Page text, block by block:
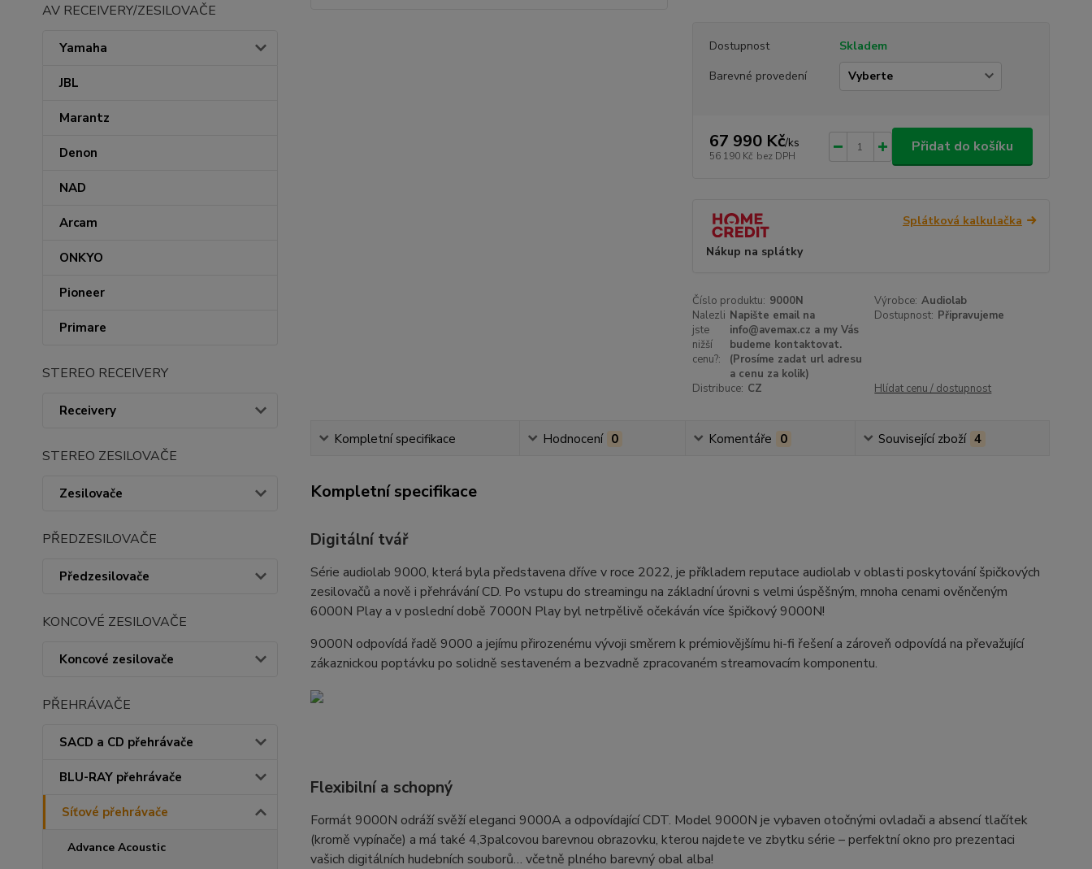
AV RECEIVERY/ZESILOVAČE
Yamaha
JBL
Marantz
Denon
NAD
Arcam
ONKYO
Pioneer
Primare
STEREO RECEIVERY
Receivery
STEREO ZESILOVAČE
Zesilovače
PŘEDZESILOVAČE
Předzesilovače
KONCOVÉ ZESILOVAČE
Koncové zesilovače
PŘEHRÁVAČE
SACD a CD přehrávače
BLU-RAY přehrávače
Síťové přehrávače
Advance Acoustic
Dostupnost
Skladem
Barevné provedení
67 990 Kč/ks
56 190 Kč bez DPH
Přidat do košíku
Splátková kalkulačka
Nákup na splátky
Číslo produktu: 9000N Výrobce: Audiolab
Nalezli
jste
nižší
cenu?:
Napište email na
info@avemax.cz a my Vás
budeme kontaktovat.
(Prosíme zadat url adresu
a cenu za kolik)
Dostupnost: Připravujeme
Distribuce: CZ Hlídat cenu / dostupnost
Kompletní specifikace Hodnocení 0 Komentáře 0 Související zboží 4
Kompletní specifikace
Digitální tvář
Série audiolab 9000, která byla představena dříve v roce 2022, je příkladem reputace audiolab v oblasti poskytování špičkových
zesilovačů a nově i přehrávání CD. Po vstupu do streamingu na základní úrovni s velmi úspěšným, mnoha cenami ověnčeným
6000N Play a v poslední době 7000N Play byl netrpělivě očekáván více špičkový 9000N!
9000N odpovídá řadě 9000 a jejímu přirozenému vývoji směrem k prémiovějšímu hi-fi řešení a zároveň odpovídá na převažující
zákaznickou poptávku po solidně sestaveném a bezvadně zpracovaném streamovacím komponentu.
Flexibilní a schopný
Formát 9000N odráží svěží eleganci 9000A a odpovídající CDT. Model 9000N je vybaven otočnými ovladači a absencí tlačítek
(kromě vypínače) a má také 4,3palcovou barevnou obrazovku, kterou najdete ve zbytku série – perfektní okno pro prezentaci
vašich digitálních hudebních souborů… včetně plného barevný obal alba!